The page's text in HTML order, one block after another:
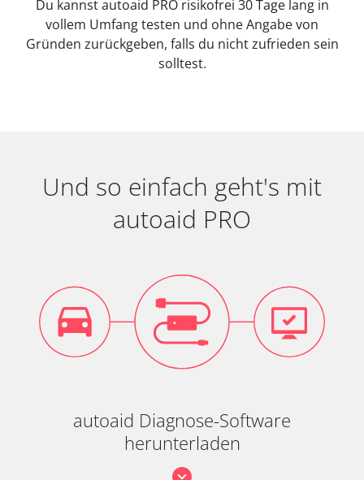
Du kannst autoaid PRO risikofrei 30 Tage lang in
vollem Umfang testen und ohne Angabe von
Gründen zurückgeben, falls du nicht zufrieden sein
solltest.
Und so einfach geht's mit
autoaid PRO
autoaid Diagnose-Software
herunterladen